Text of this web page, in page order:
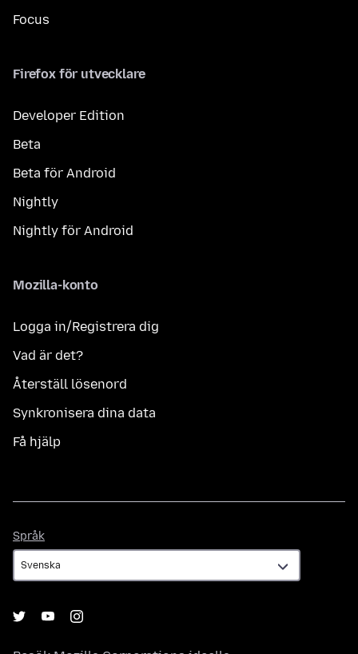
Focus
Firefox för utvecklare
Developer Edition
Beta
Beta för Android
Nightly
Nightly för Android
Mozilla-konto
Logga in/Registrera dig
Vad är det?
Återställ lösenord
Synkronisera dina data
Få hjälp
Språk